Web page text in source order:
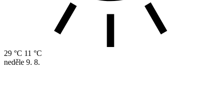
29 °C 11 °C
neděle 9. 8.